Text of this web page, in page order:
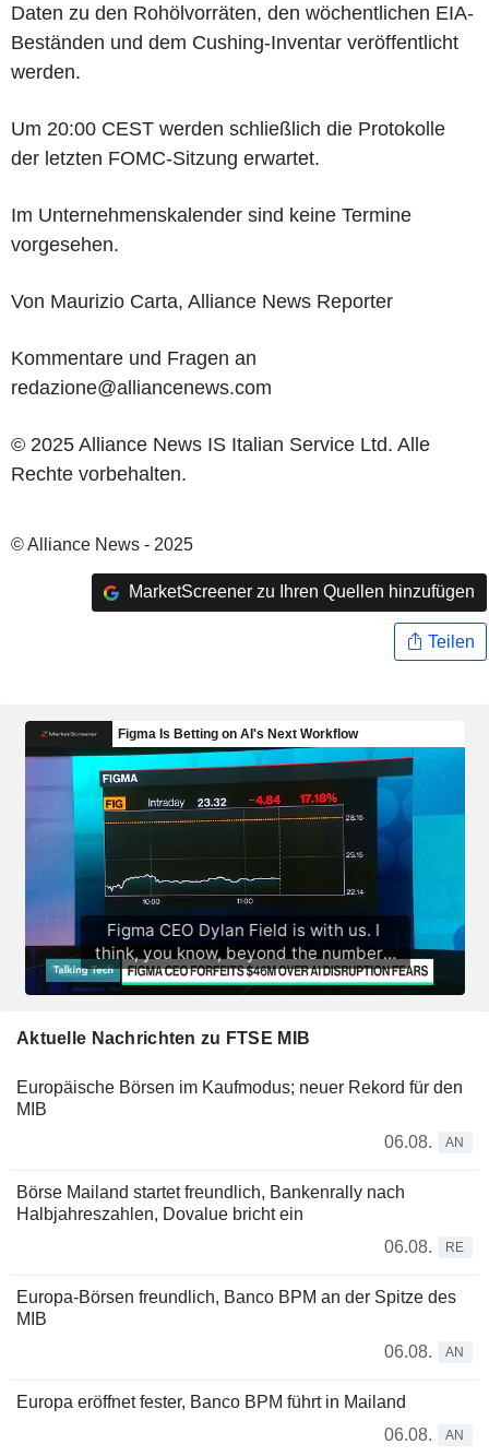
Daten zu den Rohölvorräten, den wöchentlichen EIA-
Beständen und dem Cushing-Inventar veröffentlicht
werden.
Um 20:00 CEST werden schließlich die Protokolle
der letzten FOMC-Sitzung erwartet.
Im Unternehmenskalender sind keine Termine
vorgesehen.
Von Maurizio Carta, Alliance News Reporter
Kommentare und Fragen an
redazione@alliancenews.com
© 2025 Alliance News IS Italian Service Ltd. Alle
Rechte vorbehalten.
© Alliance News - 2025
MarketScreener zu Ihren Quellen hinzufügen
Teilen
Aktuelle Nachrichten zu FTSE MIB
Europäische Börsen im Kaufmodus; neuer Rekord für den
MIB
06.08.
AN
Börse Mailand startet freundlich, Bankenrally nach
Halbjahreszahlen, Dovalue bricht ein
06.08.
RE
Europa-Börsen freundlich, Banco BPM an der Spitze des
MIB
06.08.
AN
Europa eröffnet fester, Banco BPM führt in Mailand
06.08.
AN